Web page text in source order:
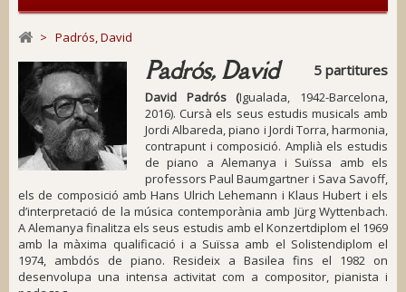
> Padrós, David
Padrós, David 5 partitures
David Padrós (Igualada, 1942-Barcelona,
2016). Cursà els seus estudis musicals amb
Jordi Albareda, piano i Jordi Torra, harmonia,
contrapunt i composició. Amplià els estudis
de piano a Alemanya i Suïssa amb els
professors Paul Baumgartner i Sava Savoff,
els de composició amb Hans Ulrich Lehemann i Klaus Hubert i els
d’interpretació de la música contemporània amb Jürg Wyttenbach.
A Alemanya finalitza els seus estudis amb el Konzertdiplom el 1969
amb la màxima qualificació i a Suïssa amb el Solistendiplom el
1974, ambdós de piano. Resideix a Basilea fins el 1982 on
desenvolupa una intensa activitat com a compositor, pianista i